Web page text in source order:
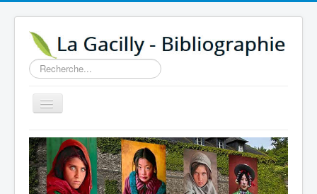
Rechercher
Basculer
la
Accueil
14e au 18e siècle
Sources